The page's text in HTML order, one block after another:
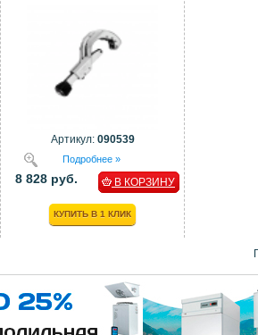
Артикул: 090539
Подробнее »
8 828 руб. В КОРЗИНУ
КУПИТЬ В 1 КЛИК